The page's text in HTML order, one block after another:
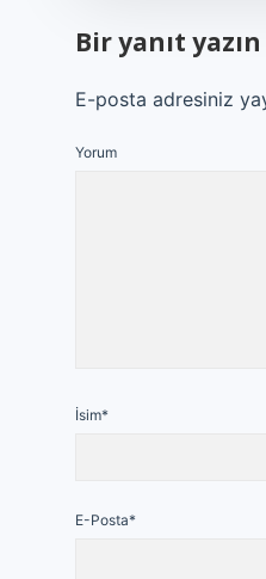
Bir yanıt yazın
E-posta adresiniz
Yorum
İsim*
E-Posta*